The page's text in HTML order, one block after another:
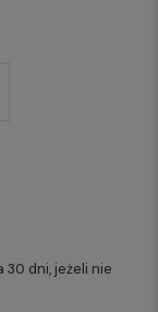
30 dni, jeżeli nie